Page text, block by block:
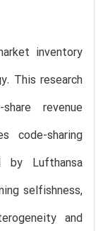
inventory
This research
revenue
code-sharing
by Lufthansa
selfishness,
and